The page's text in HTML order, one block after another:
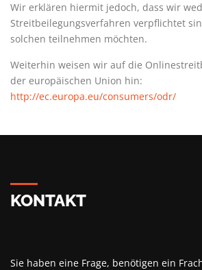
Wir erklären hiermit jedoch, dass wir
Streitbeilegungsverfahren verpflichtet
solchen teilnehmen möchten.
Weiterhin weisen wir auf die
der europäischen Union hin:
http://ec.europa.eu/consumers/odr/
KONTAKT
Sie haben eine Frage, benötigen ein